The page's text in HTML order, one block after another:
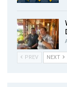
PREV NEXT